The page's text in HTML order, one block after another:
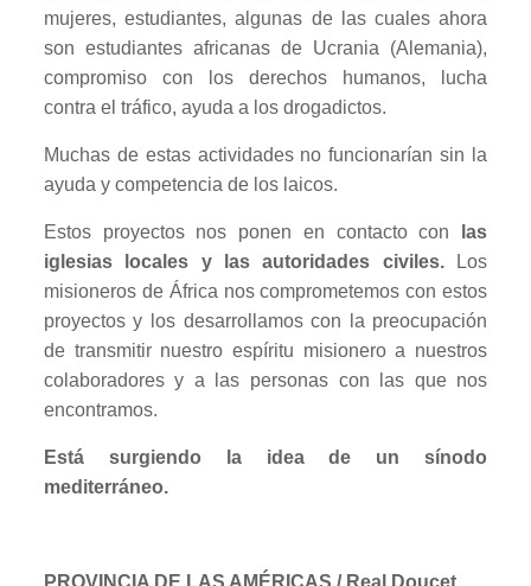
mujeres, estudiantes, algunas de las cuales ahora
son estudiantes africanas de Ucrania (Alemania),
compromiso con los derechos humanos, lucha
contra el tráfico, ayuda a los drogadictos.
Muchas de estas actividades no funcionarían sin la
ayuda y competencia de los laicos.
Estos proyectos nos ponen en contacto con
las
iglesias locales y las autoridades civiles.Los
misioneros de África nos comprometemos con estos
proyectos y los desarrollamos con la preocupación
de transmitir nuestro espíritu misionero a nuestros
colaboradores y a las personas con las que nos
encontramos.
Está surgiendo la idea de un sínodo
mediterráneo.
PROVINCIA DE LAS AMÉRICAS / Real Doucet